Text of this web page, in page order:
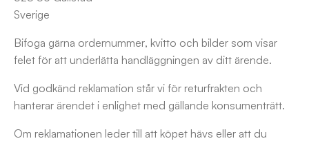
Sverige
Bifoga gärna ordernummer, kvitto och bilder som visar
felet för att underlätta handläggningen av ditt ärende.
Vid godkänd reklamation står vi för returfrakten och
hanterar ärendet i enlighet med gällande konsumenträtt.
Om reklamationen leder till att köpet hävs eller att du